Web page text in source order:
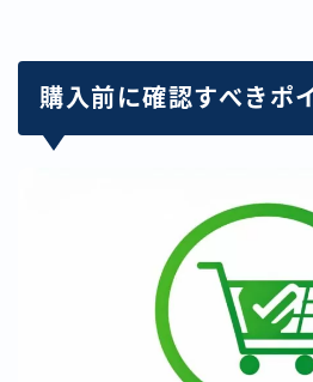
購入前に確認すべきポ